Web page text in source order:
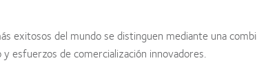
exitosos del mundo se distinguen mediante una
esfuerzos de comercialización innovadores.